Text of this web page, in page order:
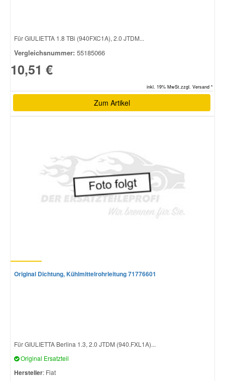
Für GIULIETTA 1.8 TBi (940FXC1A), 2.0 JTDM...
Vergleichsnummer: 55185066
10,51 €
inkl. 19% MwSt.zzgl. Versand *
Zum Artikel
Original Dichtung, Kühlmittelrohrleitung 71776601
Für GIULIETTA Berlina 1.3, 2.0 JTDM (940.FXL1A)...
Original Ersatzteil
Hersteller: Fiat